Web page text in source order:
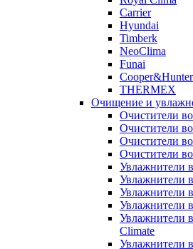
Carrier
Hyundai
Timberk
NeoClima
Funai
Cooper&Hunter
THERMEX
Очищение и
Очистители
Очистители
Очистители
Очистители
Увлажнители
Увлажнители
Увлажнители
Увлажнители
Увлажнители
Climate
Увлажнители